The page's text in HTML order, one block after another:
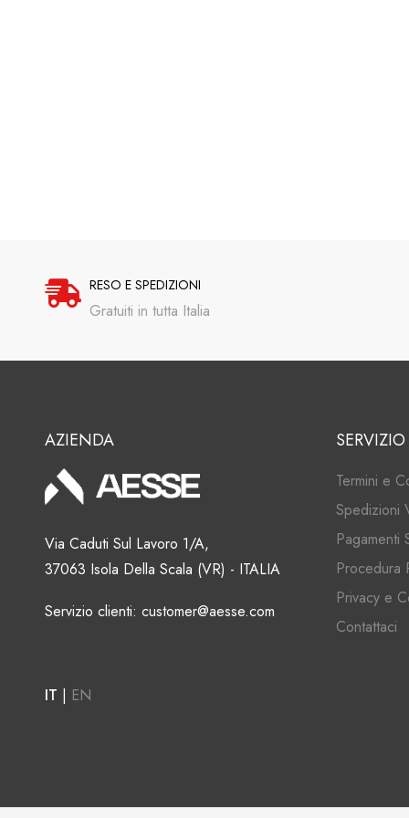
RESO E SPEDIZIONI
Gratuiti in tutta Italia
AZIENDA
Via Caduti Sul Lavoro 1/A,
37063 Isola Della Scala (VR) - ITALIA
Servizio clienti: customer@aesse.com
IT | EN
Termini e
Spedizioni
Pagamenti
Procedura
Privacy e
Contattaci